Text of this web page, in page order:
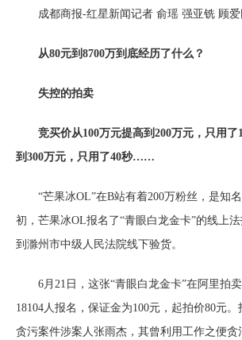
成都商报-红星新闻记者 俞瑶 强亚铣 顾爱
从80元到8700万到底经历了什么？
失控的拍卖
竞买价从100万元提高到200万元，只用了
到300万元，只用了40秒……
“芒果冰OL”在B站有着200万粉丝，是知名
初，芒果冰OL报名了“青眼白龙金卡”的线上
到滁州市中级人民法院线下验货。
6月21日，这张“青眼白龙金卡”在阿里拍
18104人报名，保证金为100元，起拍价80元
贪污案件涉案人张雨杰，其曾利用工作之便贪